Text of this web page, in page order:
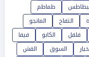
طماطم
التفاح
المانجو
فلفل الكابو
فيفا
السوق
القش